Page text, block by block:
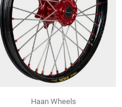
Haan Wheels